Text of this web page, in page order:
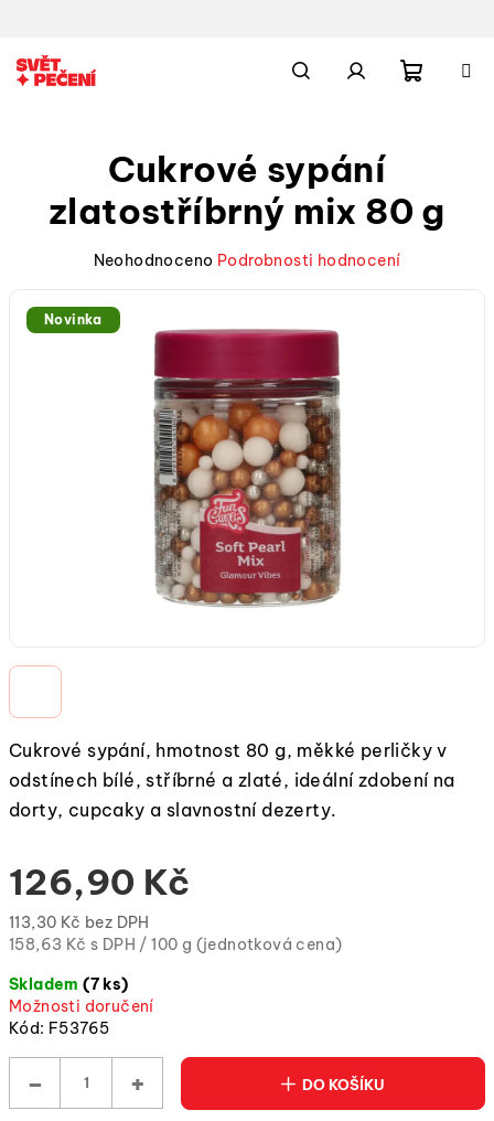
na
obsah
Cukrové sypání, hmotnost 80 g, měkké perličky v
odstínech bílé, stříbrné a zlaté, ideální zdobení na
dorty, cupcaky a slavnostní dezerty.
126,90 Kč
113,30 Kč bez DPH
Měrná
(jednotková
cena)
158,63 Kč s DPH / 100 g (jednotková cena)
Skladem(7 ks)
Možnosti doručení
Kód: F53765
+
− DO KOŠÍKU
Cukrové sypání
zlatostříbrný mix 80 g
Průměrné
produktu
je
hvězdiček.
Neohodnoceno Podrobnosti hodnocení
Novinka